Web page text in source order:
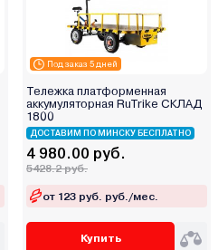
Под заказ 5 дней
Тележка платформенная
аккумуляторная RuTrike СКЛАД
1800
ДОСТАВИМ ПО МИНСКУ БЕСПЛАТНО
4 980.00 руб.
5428.2 руб.
от 123 руб. руб./мес.
Купить